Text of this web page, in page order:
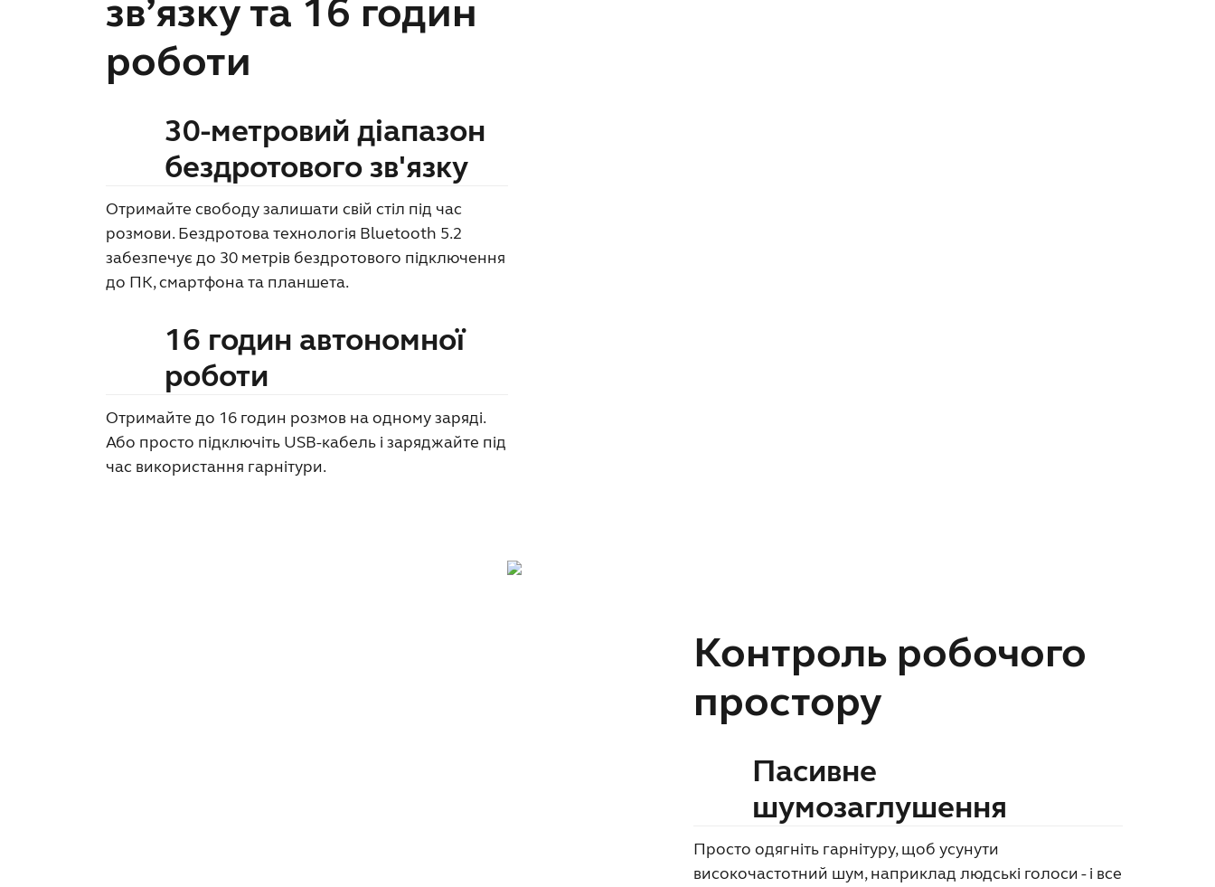
зв’язку та 16 годин
роботи
30-метровий діапазон
бездротового зв'язку
Отримайте свободу залишати свій стіл під час
розмови. Бездротова технологія Bluetooth 5.2
забезпечує до 30 метрів бездротового підключення
до ПК, смартфона та планшета.
16 годин автономної
роботи
Отримайте до 16 годин розмов на одному заряді.
Або просто підключіть USB-кабель і заряджайте під
час використання гарнітури.
Контроль робочого
простору
Пасивне
шумозаглушення
Просто одягніть гарнітуру, щоб усунути
високочастотний шум, наприклад людські голоси - і все